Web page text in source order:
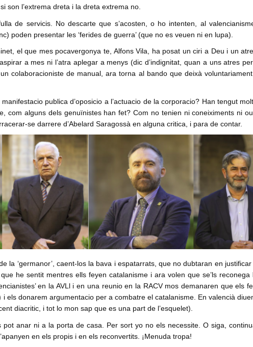
son l’extrema dreta i la dreta extrema no.
de servicis. No descarte que s’acosten, o ho intenten, al
poden presentar les ‘ferides de guerra’ (que no es veuen ni en lupa).
el que mes pocavergonya te, Alfons Vila, ha posat un ciri a Deu i un
a mes ni l’atra aplegar a menys (dic d’indignitat, quan a uns atres
colaboracioniste de manual, ara torna al bando que deixà
publica d’oposicio a l’actuacio de la corporacio? Han tengut
com alguns dels genuïnistes han fet? Com no tenien ni coneiximents ni
se darrere d’Abelard Saragossà en alguna critica, i para de contar.
la ‘germanor’, caent-los la bava i espatarrats, que no dubtaran en
he sentit mentres ells feyen catalanisme i ara volen que se’ls reconega
en la AVLl i en una reunio en la RACV mos demanaren que els
els donarem argumentacio per a combatre el catalanisme. En valencià
diacritic, i tot lo mon sap que es una part de l’esquelet).
pot anar ni a la porta de casa. Per sort yo no els necessite. O siga,
en els propis i en els reconvertits. ¡Menuda tropa!